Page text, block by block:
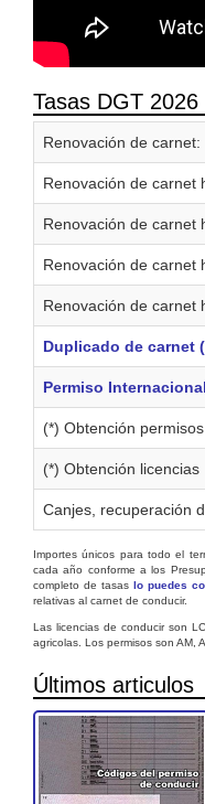
Tasas DGT 2026
Renovación de carnet:
Renovación de carnet
Renovación de carnet
Renovación de carnet
Renovación de carnet
Duplicado de carnet
Permiso
(*) Obtención permisos
(*) Obtención licencias
Canjes, recuperación
Importes únicos para todo el
cada año conforme a los
completo de tasas lo puedes
relativas al carnet de conducir.
Las licencias de conducir son
agricolas. Los permisos son AM,
Últimos articulos